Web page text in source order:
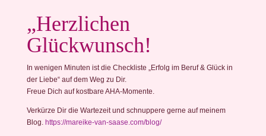
„Herzlichen
Glückwunsch!
In wenigen Minuten ist die Checkliste „Erfolg im Beruf & Glück in
der Liebe“ auf dem Weg zu Dir.
Freue Dich auf kostbare AHA-Momente.
Verkürze Dir die Wartezeit und schnuppere gerne auf meinem
Blog. https://mareike-van-saase.com/blog/